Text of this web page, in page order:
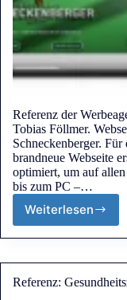
Referenz der
Tobias Föllmer.
Schneckenberger.
brandneue Webseite
optimiert, um auf
bis zum PC –…
Weiterlesen
Referenz: